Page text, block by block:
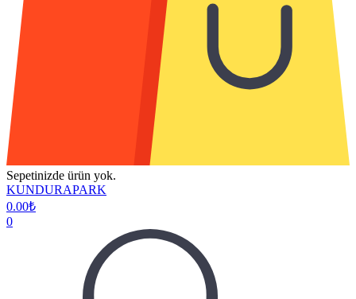
Sepetinizde ürün yok.
KUNDURAPARK
0.00₺
0